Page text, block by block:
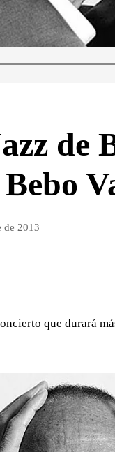
de
de 2013
que durará